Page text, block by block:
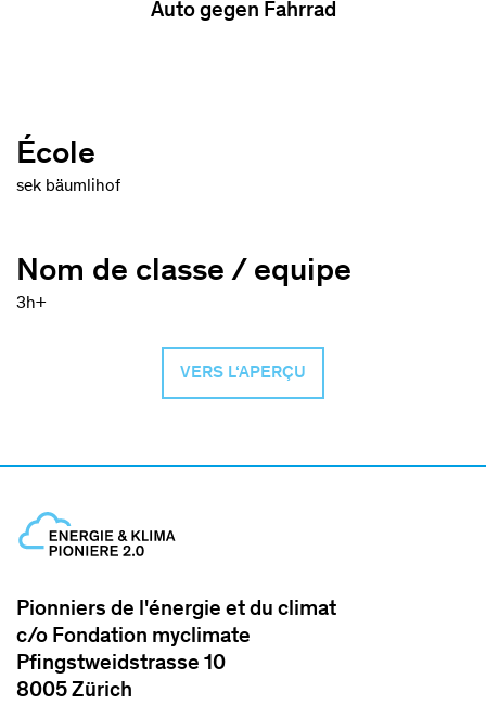
Auto gegen Fahrrad
École
sek bäumlihof
Nom de classe / equipe
3h+
VERS L‘APERÇU
Pionniers de l'énergie et du climat
c/o Fondation myclimate
Pfingstweidstrasse 10
8005 Zürich